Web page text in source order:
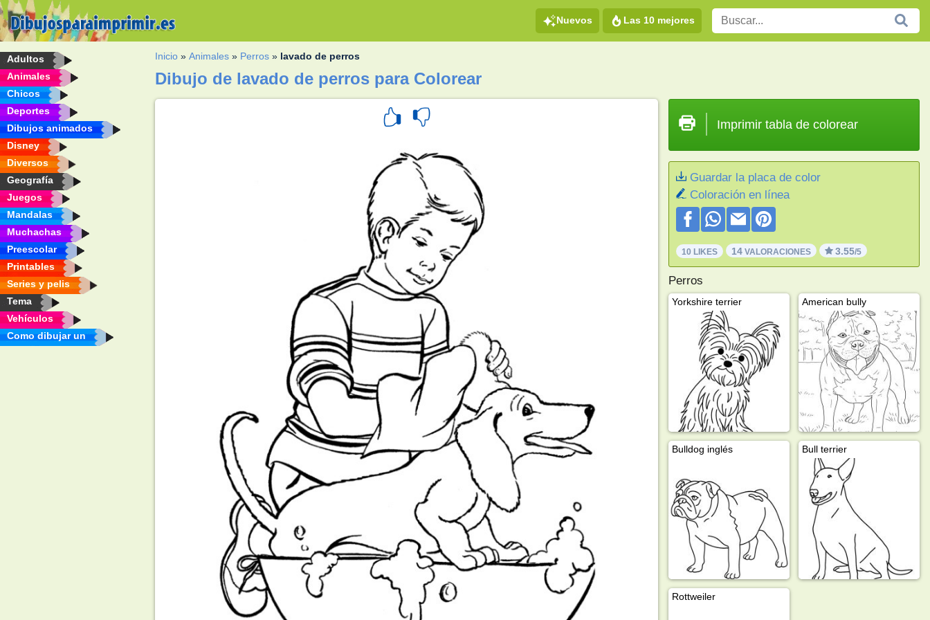
Nuevos Las 10 mejores
Adultos
Animales
Chicos
Deportes
Dibujos animados
Disney
Diversos
Geografía
Juegos
Mandalas
Muchachas
Preescolar
Printables
Series y pelis
Tema
Vehículos
Como dibujar un
Inicio »Animales » Perros » lavado de perros
Dibujo de lavado de perros para Colorear
Imprimir tabla de colorear
Guardar la placa de color
Coloración en línea
10 LIKES 14VALORACIONES 3.55/5
Perros
Yorkshire terrier American bully
Bulldog inglés Bull terrier
Rottweiler